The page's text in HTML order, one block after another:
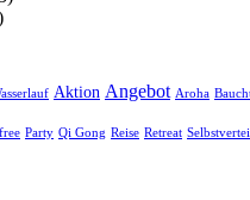
Aktion Angebot Aroha
Party Qi Gong Reise Retreat